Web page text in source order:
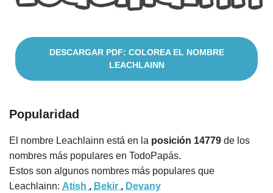
DESCARGAR PDF: COLOREA EL NOMBRE
LEACHLAINN
Popularidad
El nombre Leachlainn está en la posición 14779 de los
nombres más populares en TodoPapás.
Estos son algunos nombres más populares que
Leachlainn: Atish , Bekir , Devany